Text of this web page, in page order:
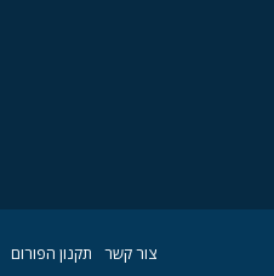
צור קשר תקנון הפורום